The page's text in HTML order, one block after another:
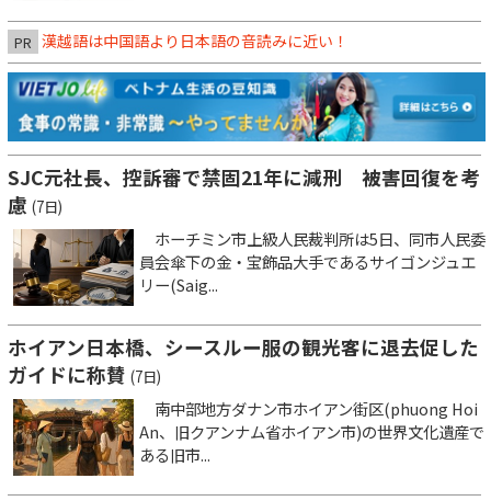
PR 漢越語は中国語より日本語の音読みに近い！
SJC元社長、控訴審で禁固21年に減刑 被害回復を考
慮 (7日)
ホーチミン市上級人民裁判所は5日、同市人民委
員会傘下の金・宝飾品大手であるサイゴンジュエ
リー(Saig...
ホイアン日本橋、シースルー服の観光客に退去促した
ガイドに称賛 (7日)
南中部地方ダナン市ホイアン街区(phuong Hoi
An、旧クアンナム省ホイアン市)の世界文化遺産で
ある旧市...